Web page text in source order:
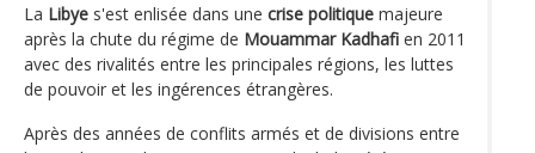
La Libye s'est enlisée dans une crise politique majeure
après la chute du régime de Mouammar Kadhafi en 2011
avec des rivalités entre les principales régions, les luttes
de pouvoir et les ingérences étrangères.
Après des années de conflits armés et de divisions entre